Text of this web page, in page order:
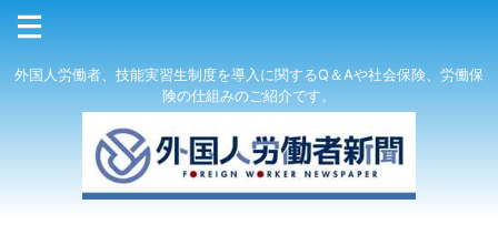
外国人労働者、技能実習生制度を導入に関するQ＆Aや社会保険、労働保
険の仕組みのご紹介です。